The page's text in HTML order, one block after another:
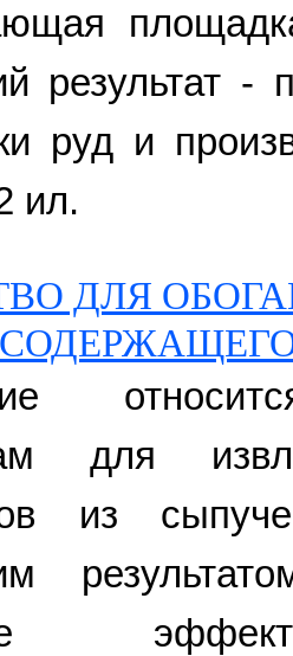
результат
руд и
ил.
ДЛЯ
для
из